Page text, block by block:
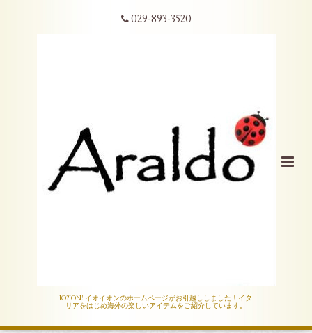
029-893-3520
IO?ION! イオイオンのホームページがお引越ししました！イタ
リアをはじめ海外の楽しいアイテムをご紹介しています。